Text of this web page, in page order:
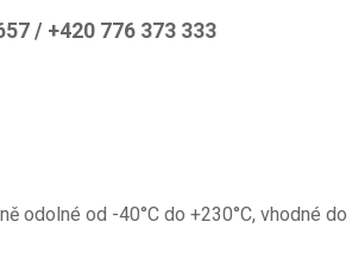
/ +420 776 373 333
odolné od -40°C do +230°C, vhodné do